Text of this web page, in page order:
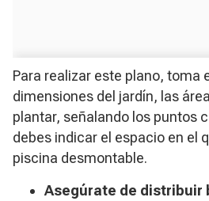
Para realizar este plano, toma
dimensiones del jardín, las
plantar, señalando los puntos
debes indicar el espacio en el
piscina desmontable.
Asegúrate de distribuir